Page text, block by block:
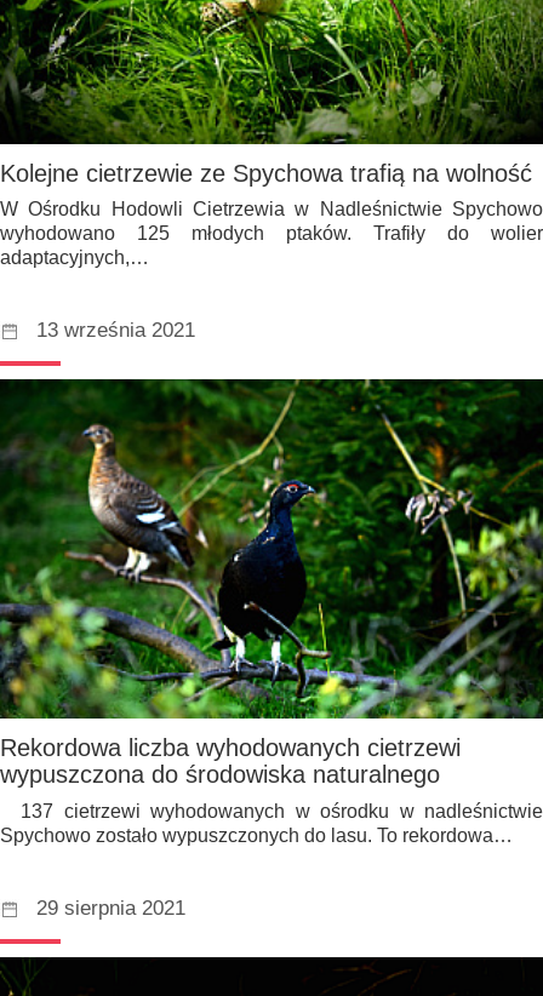
Kolejne cietrzewie ze Spychowa trafią na wolność
W Ośrodku Hodowli Cietrzewia w Nadleśnictwie Spychowo
wyhodowano 125 młodych ptaków. Trafiły do wolier
adaptacyjnych,…
13 września 2021
Rekordowa liczba wyhodowanych cietrzewi
wypuszczona do środowiska naturalnego
137 cietrzewi wyhodowanych w ośrodku w nadleśnictwie
Spychowo zostało wypuszczonych do lasu. To rekordowa…
29 sierpnia 2021